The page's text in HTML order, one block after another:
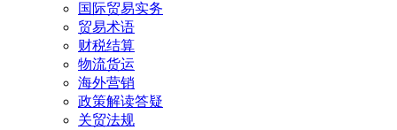
国际贸易实务
贸易术语
财税结算
物流货运
海外营销
政策解读答疑
关贸法规